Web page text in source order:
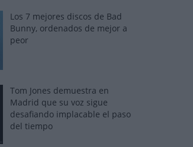
Los 7 mejores discos de Bad
Bunny, ordenados de mejor a
peor
Tom Jones demuestra en
Madrid que su voz sigue
desafiando implacable el paso
del tiempo